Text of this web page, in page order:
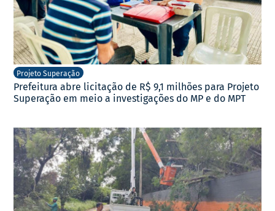
Projeto Superação
Prefeitura abre licitação de R$ 9,1 milhões para Projeto
Superação em meio a investigações do MP e do MPT